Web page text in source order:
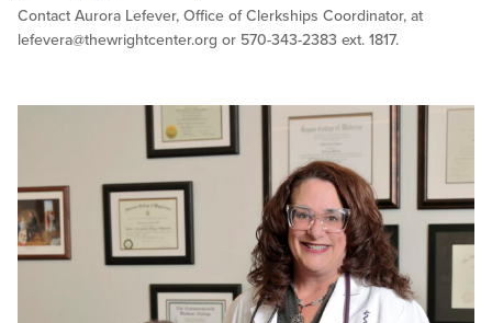
Contact Aurora Lefever, Office of Clerkships Coordinator, at
lefevera@thewrightcenter.org or 570-343-2383 ext. 1817.